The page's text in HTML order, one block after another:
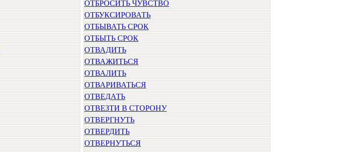
ОТБРОСИТЬ ЧУВСТВО
ОТБУКСИРОВАТЬ
ОТБЫВАТЬ СРОК
ОТБЫТЬ СРОК
ОТВАДИТЬ
ОТВАЖИТЬСЯ
ОТВАЛИТЬ
ОТВАРИВАТЬСЯ
ОТВЕДАТЬ
ОТВЕЗТИ В СТОРОНУ
ОТВЕРГНУТЬ
ОТВЕРДИТЬ
ОТВЕРНУТЬСЯ